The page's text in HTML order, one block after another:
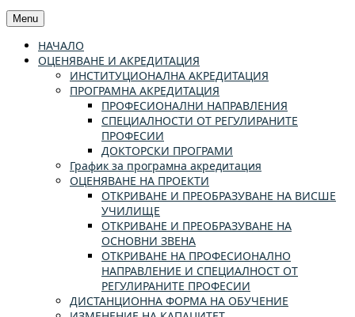
Menu
НАЧАЛО
ОЦЕНЯВАНЕ И АКРЕДИТАЦИЯ
ИНСТИТУЦИОНАЛНА АКРЕДИТАЦИЯ
ПРОГРАМНА АКРЕДИТАЦИЯ
ПРОФЕСИОНАЛНИ НАПРАВЛЕНИЯ
СПЕЦИАЛНОСТИ ОТ РЕГУЛИРАНИТЕ
ПРОФЕСИИ
ДОКТОРСКИ ПРОГРАМИ
График за програмна акредитация
ОЦЕНЯВАНЕ НА ПРОЕКТИ
ОТКРИВАНЕ И ПРЕОБРАЗУВАНЕ НА ВИСШЕ
УЧИЛИЩЕ
ОТКРИВАНЕ И ПРЕОБРАЗУВАНЕ НА
ОСНОВНИ ЗВЕНА
ОТКРИВАНЕ НА ПРОФЕСИОНАЛНО
НАПРАВЛЕНИЕ И СПЕЦИАЛНОСТ ОТ
РЕГУЛИРАНИТЕ ПРОФЕСИИ
ДИСТАНЦИОННА ФОРМА НА ОБУЧЕНИЕ